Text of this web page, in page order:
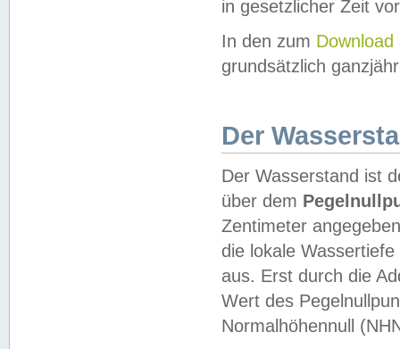
in gesetzlicher Zeit
In den zum Download
grundsätzlich
Der
Der Wasserstand ist
über dem
Zentimeter
die lokale
aus. Erst durch die
Wert des
Normalhöhennull